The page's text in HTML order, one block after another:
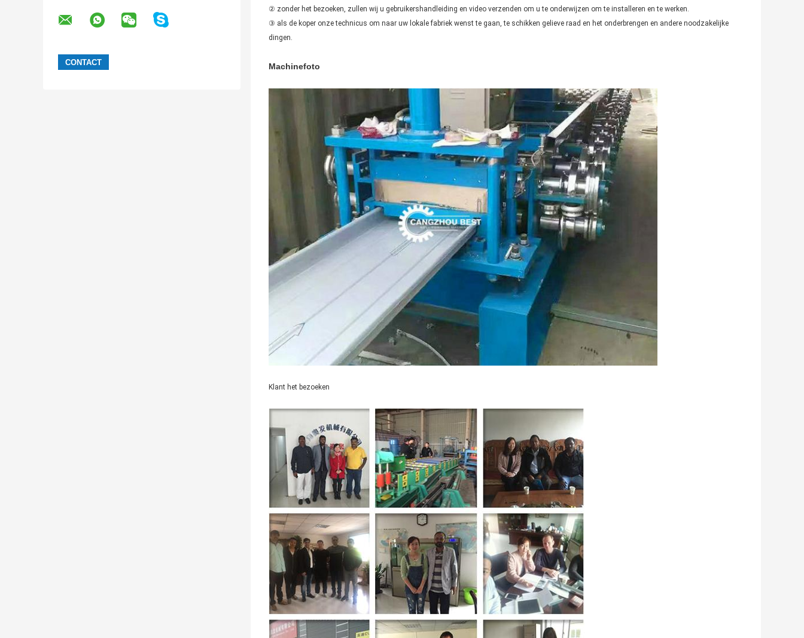
② zonder het bezoeken, zullen wij u gebruikershandleiding en video verzenden om u te onderwijzen om te installeren en te werken.
③ als de koper onze technicus om naar uw lokale fabriek wenst te gaan, te schikken gelieve raad en het onderbrengen en andere noodzakelijke
dingen.
Machinefoto
Klant het bezoeken